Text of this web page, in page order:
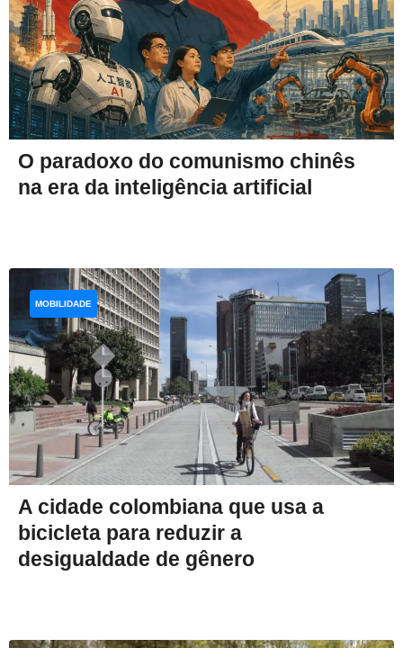
O paradoxo do comunismo chinês
na era da inteligência artificial
A cidade colombiana que usa a
bicicleta para reduzir a
desigualdade de gênero
MOBILIDADE